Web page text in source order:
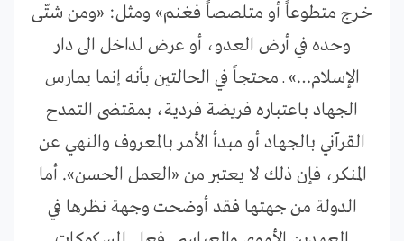
خرج متطوعاً أو متلصصاً فغنم» ومثل: «ومن شتّى
وحده في أرض العدو، أو عرض لداخل الى دار
الإسلام…» ـ محتجاً في الحالتين بأنه إنما يمارس
الجهاد باعتباره فريضة فردية، بمقتضى التمدح
القرآني بالجهاد أو مبدأ الأمر بالمعروف والنهي عن
المنكر، فإن ذلك لا يعتبر من «العمل الحسن». أما
الدولة من جهتها فقد أوضحت وجهة نظرها في